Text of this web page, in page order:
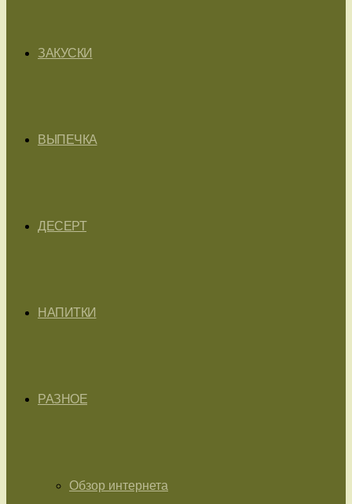
ЗАКУСКИ
ВЫПЕЧКА
ДЕСЕРТ
НАПИТКИ
РАЗНОЕ
Обзор интернета